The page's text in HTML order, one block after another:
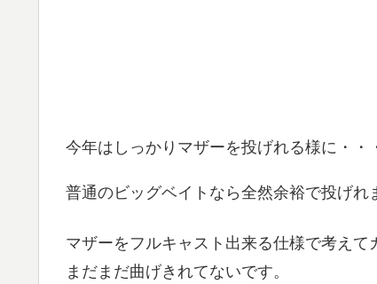
今年はしっかりマザーを投げれる様に・・
普通のビッグベイトなら全然余裕で投げ
マザーをフルキャスト出来る仕様で考えて
まだまだ曲げきれてないです。